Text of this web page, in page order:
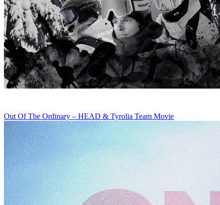
Out Of The Ordinary – HEAD & Tyrolia Team Movie